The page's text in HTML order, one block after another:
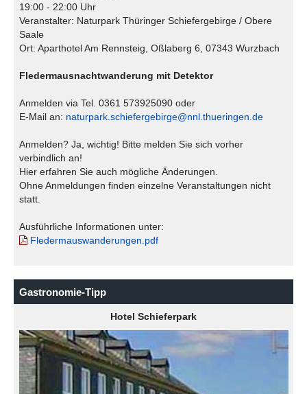
19:00 - 22:00 Uhr
Veranstalter: Naturpark Thüringer Schiefergebirge / Obere
Saale
Ort: Aparthotel Am Rennsteig, Oßlaberg 6, 07343 Wurzbach
Fledermausnachtwanderung mit Detektor
Anmelden via Tel. 0361 573925090 oder
E-Mail an: naturpark.schiefergebirge@nnl.thueringen.de
Anmelden? Ja, wichtig! Bitte melden Sie sich vorher
verbindlich an!
Hier erfahren Sie auch mögliche Änderungen.
Ohne Anmeldungen finden einzelne Veranstaltungen nicht
statt.
Ausführliche Informationen unter:
Fledermauswanderungen.pdf
Gastronomie-Tipp
Hotel Schieferpark